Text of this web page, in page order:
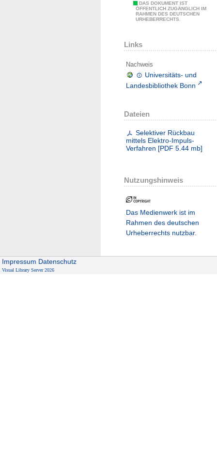
DAS DOKUMENT IST
ÖFFENTLICH ZUGÄNGLICH IM
RAHMEN DES DEUTSCHEN
URHEBERRECHTS.
Links
Nachweis
Universitäts- und
Landesbibliothek Bonn
Dateien
Selektiver Rückbau
mittels Elektro-Impuls-
Verfahren [PDF 5.44 mb]
Nutzungshinweis
Das Medienwerk ist im
Rahmen des deutschen
Urheberrechts nutzbar.
Impressum Datenschutz
Visual Library Server 2026